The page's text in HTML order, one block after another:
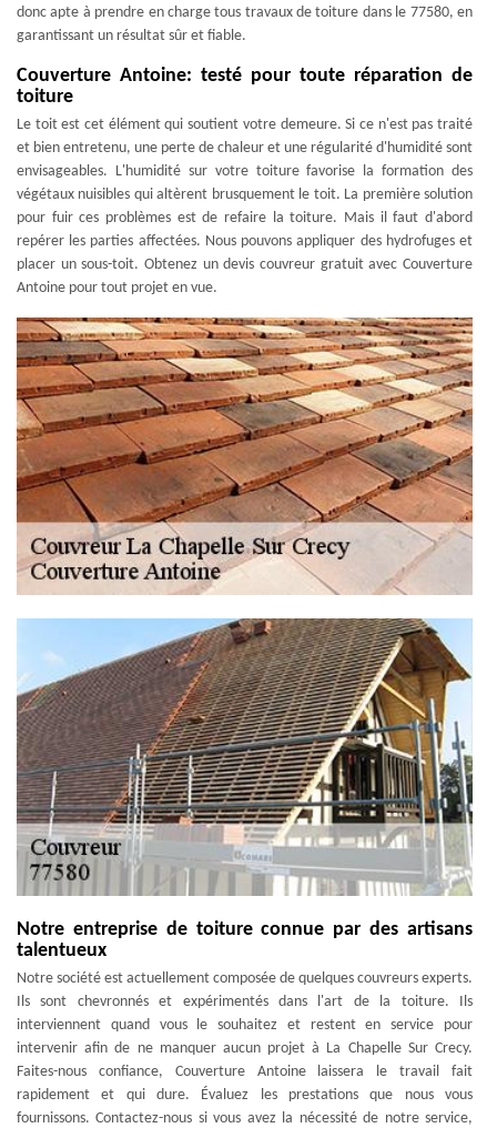
donc apte à prendre en charge tous travaux de toiture dans le 77580, en
garantissant un résultat sûr et fiable.
Couverture Antoine: testé pour toute réparation de
toiture
Le toit est cet élément qui soutient votre demeure. Si ce n'est pas traité
et bien entretenu, une perte de chaleur et une régularité d'humidité sont
envisageables. L'humidité sur votre toiture favorise la formation des
végétaux nuisibles qui altèrent brusquement le toit. La première solution
pour fuir ces problèmes est de refaire la toiture. Mais il faut d'abord
repérer les parties affectées. Nous pouvons appliquer des hydrofuges et
placer un sous-toit. Obtenez un devis couvreur gratuit avec Couverture
Antoine pour tout projet en vue.
Notre entreprise de toiture connue par des artisans
talentueux
Notre société est actuellement composée de quelques couvreurs experts.
Ils sont chevronnés et expérimentés dans l'art de la toiture. Ils
interviennent quand vous le souhaitez et restent en service pour
intervenir afin de ne manquer aucun projet à La Chapelle Sur Crecy.
Faites-nous confiance, Couverture Antoine laissera le travail fait
rapidement et qui dure. Évaluez les prestations que nous vous
fournissons. Contactez-nous si vous avez la nécessité de notre service,